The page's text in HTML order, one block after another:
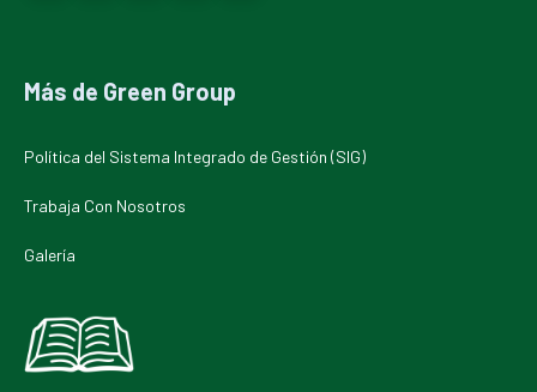
Más de Green Group
Política del Sistema Integrado de Gestión (SIG)
Trabaja Con Nosotros
Galería